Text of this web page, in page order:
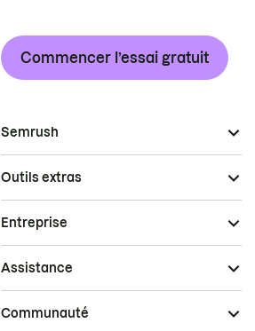
Commencer l’essai gratuit
Semrush
Outils extras
Entreprise
Assistance
Communauté